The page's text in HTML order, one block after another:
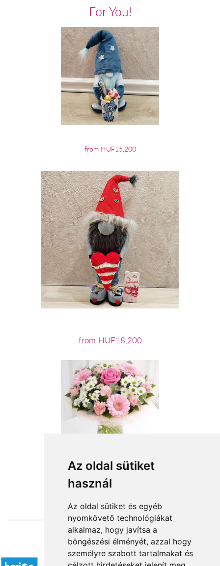
Az oldal sütiket
használ
Az oldal sütiket és egyéb
nyomkövető technológiákat
alkalmaz, hogy javítsa a
böngészési élményét, azzal hogy
személyre szabott tartalmakat és
For You!
from HUF15,200
from HUF18,200
from HUF26,720
Accepted payment methods